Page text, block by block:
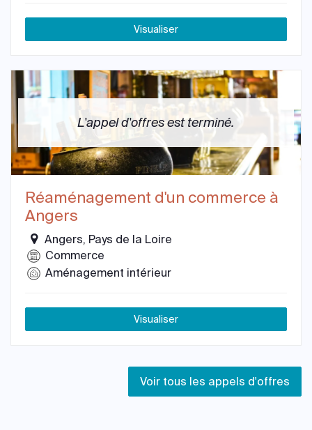
Visualiser
L'appel d'offres est terminé.
Réaménagement d'un commerce à
Angers
Angers, Pays de la Loire
Commerce
Aménagement intérieur
Visualiser
Voir tous les appels d'offres